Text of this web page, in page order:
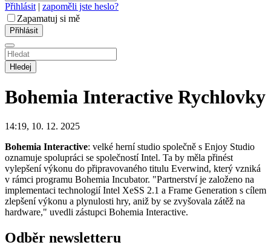
Přihlásit | zapoměli jste heslo?
Zapamatuj si mě
Hledej
Bohemia Interactive Rychlovky
14:19, 10. 12. 2025
Bohemia Interactive: velké herní studio společně s Enjoy Studio
oznamuje spolupráci se společností Intel. Ta by měla přinést
vylepšení výkonu do připravovaného titulu Everwind, který vzniká
v rámci programu Bohemia Incubator. "Partnerství je založeno na
implementaci technologií Intel XeSS 2.1 a Frame Generation s cílem
zlepšení výkonu a plynulosti hry, aniž by se zvyšovala zátěž na
hardware," uvedli zástupci Bohemia Interactive.
Odběr newsletteru